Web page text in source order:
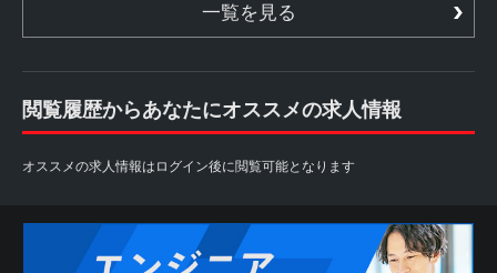
一覧を見る
閲覧履歴からあなたにオススメの求人情報
オススメの求人情報はログイン後に閲覧可能となります